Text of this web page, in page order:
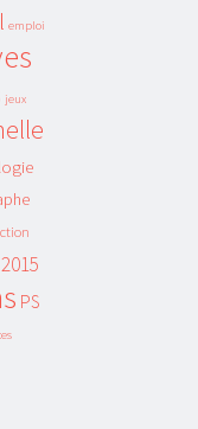
emploi
jeux
PS